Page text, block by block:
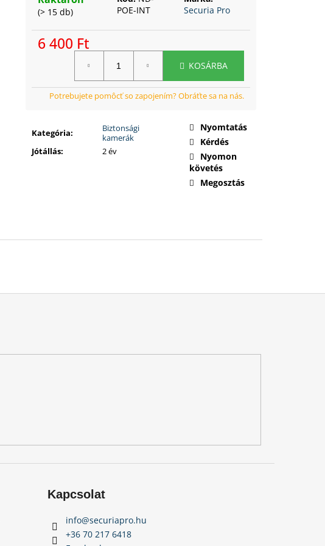
(> 15 db)
POE-INT
Securia Pro
6 400 Ft
KOSÁRBA
Kategória:
Biztonsági
kamerák
Jótállás: 2 év
Nyomtatás
Kérdés
Nyomon
követés
Megosztás
Kapcsolat
info@securiapro.hu
+36 70 217 6418